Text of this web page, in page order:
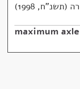
(תשנ"ח, 1998)
maximum